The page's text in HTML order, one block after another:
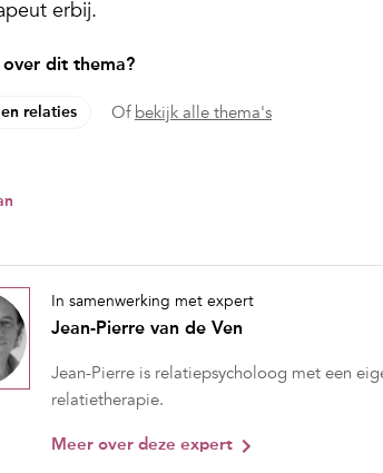
erbij.
dit thema?
relaties Of bekijk alle thema's
In samenwerking met expert
Jean-Pierre van de Ven
Jean-Pierre is relatiepsycholoog met een
relatietherapie.
Meer over deze expert